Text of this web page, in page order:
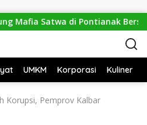
Satwa di Pontianak Bersama
UMKM Korporasi Kuliner
Korupsi, Pemprov Kalbar